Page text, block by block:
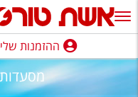
ההזמנות שלי
נופש בארץ
ההזמנות שלי